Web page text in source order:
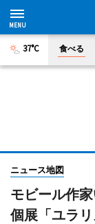
37°C 食べる
ニュース地図
モビール作
個展「ユラリ